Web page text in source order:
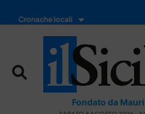
Cronache locali
Fondato da